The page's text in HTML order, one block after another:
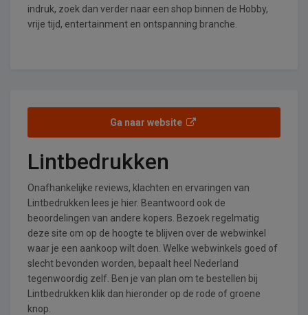
indruk, zoek dan verder naar een shop binnen de Hobby,
vrije tijd, entertainment en ontspanning branche.
Ga naar website
Lintbedrukken
Onafhankelijke reviews, klachten en ervaringen van
Lintbedrukken lees je hier. Beantwoord ook de
beoordelingen van andere kopers. Bezoek regelmatig
deze site om op de hoogte te blijven over de webwinkel
waar je een aankoop wilt doen. Welke webwinkels goed of
slecht bevonden worden, bepaalt heel Nederland
tegenwoordig zelf. Ben je van plan om te bestellen bij
Lintbedrukken klik dan hieronder op de rode of groene
knop.